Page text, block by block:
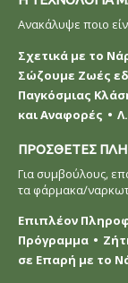
Ανακάλυψε ποιο
Σχετικά με το
Σώζουμε Ζωές
Παγκόσμιας
και Αναφορές
ΠΡΟΣΘΕΤΕΣ
Για συμβούλους,
τα φάρμακα/
Επιπλέον
Πρόγραμμα
σε Επαρή με το